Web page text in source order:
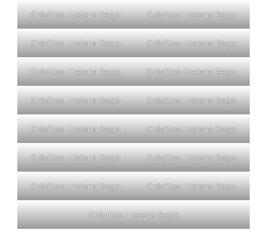
Créditos : Helena Rego Créditos : Helena Rego
Créditos : Helena Rego Créditos : Helena Rego
Créditos : Helena Rego Créditos : Helena Rego
Créditos : Helena Rego Créditos : Helena Rego
Créditos : Helena Rego Créditos : Helena Rego
Créditos : Helena Rego Créditos : Helena Rego
Créditos : Helena Rego Créditos : Helena Rego
Créditos : Helena Rego